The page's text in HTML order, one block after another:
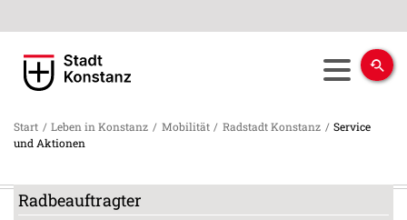
Start / Leben in Konstanz / Mobilität / Radstadt Konstanz / Service
und Aktionen
Radbeauftragter